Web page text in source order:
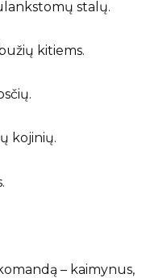
stalų.
kitiems.
kojinių.
– kaimynus,